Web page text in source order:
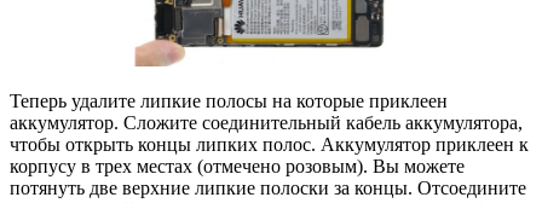
Теперь удалите липкие полосы на которые приклеен
аккумулятор. Сложите соединительный кабель аккумулятора,
чтобы открыть концы липких полос. Аккумулятор приклеен к
корпусу в трех местах (отмечено розовым). Вы можете
потянуть две верхние липкие полоски за концы. Отсоедините